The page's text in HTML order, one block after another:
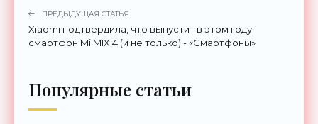
ПРЕДЫДУЩАЯ СТАТЬЯ
Xiaomi подтвердила, что выпустит в этом году
смартфон Mi MIX 4 (и не только) - «Смартфоны»
Популярные статьи